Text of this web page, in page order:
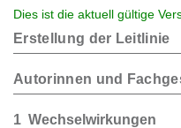
Dies ist die aktuell gültige
Erstellung der Leitlinie
Autorinnen und
1 Wechselwirkungen